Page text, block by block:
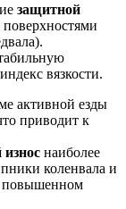
защитной
вязкости.
активной езды
приводит к
наиболее
коленвала и
повышенном